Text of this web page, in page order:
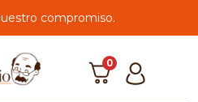
compromiso.
0